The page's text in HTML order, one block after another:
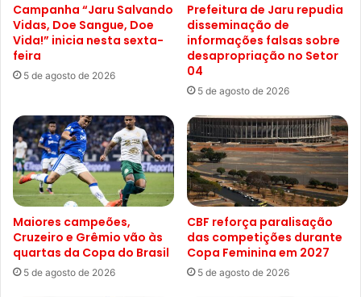
Campanha “Jaru Salvando
Vidas, Doe Sangue, Doe
Vida!” inicia nesta sexta-
feira
5 de agosto de 2026
Prefeitura de Jaru repudia
disseminação de
informações falsas sobre
desapropriação no Setor
04
5 de agosto de 2026
Maiores campeões,
Cruzeiro e Grêmio vão às
quartas da Copa do Brasil
5 de agosto de 2026
CBF reforça paralisação
das competições durante
Copa Feminina em 2027
5 de agosto de 2026